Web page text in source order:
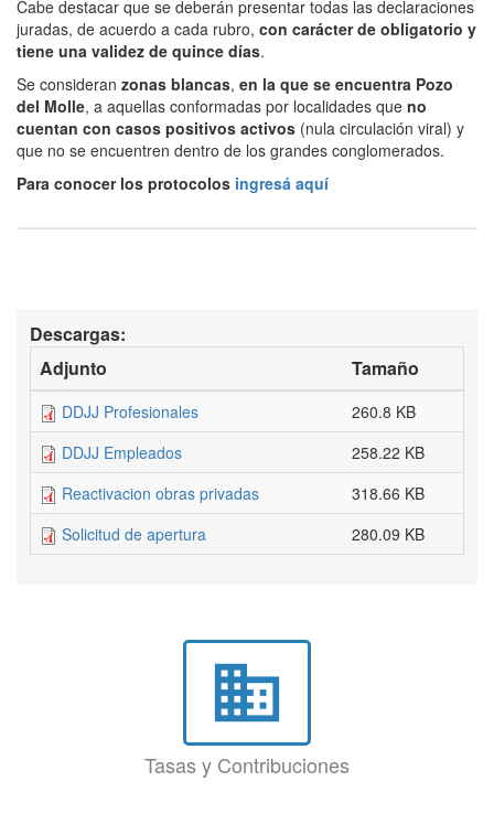
Cabe destacar que se deberán presentar todas las declaraciones
juradas, de acuerdo a cada rubro, con carácter de obligatorio y
tiene una validez de quince días.
Se consideran zonas blancas, en la que se encuentra Pozo
del Molle, a aquellas conformadas por localidades que no
cuentan con casos positivos activos (nula circulación viral) y
que no se encuentren dentro de los grandes conglomerados.
Para conocer los protocolos ingresá aquí
Descargas:
Adjunto
Tamaño
DDJJ Profesionales
260.8 KB
DDJJ Empleados
258.22 KB
Reactivacion obras privadas
318.66 KB
Solicitud de apertura
280.09 KB
business
Tasas y Contribuciones